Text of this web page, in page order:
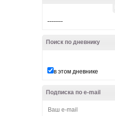
--------
Поиск по дневнику
в этом дневнике
Подписка по e-mail